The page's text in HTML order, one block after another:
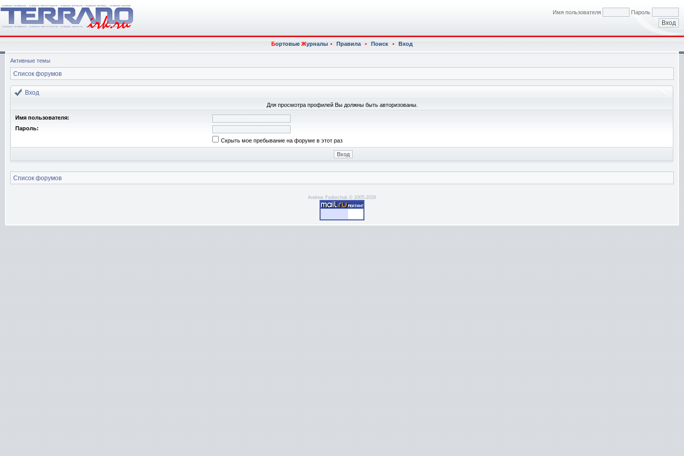
Имя пользователя Пароль
БортовыеЖурналы • Правила • Поиск • Вход
Активные темы
Список форумов
Вход
Для просмотра профилей Вы должны быть авторизованы.
Имя пользователя:
Пароль:
Скрыть мое пребывание на форуме в этот раз
Список форумов
Andrew Fedorchuk © 2005-2026